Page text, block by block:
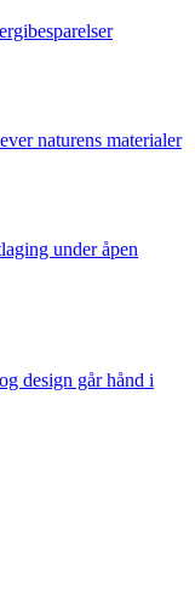
naturens materialer
under åpen
design går hånd i